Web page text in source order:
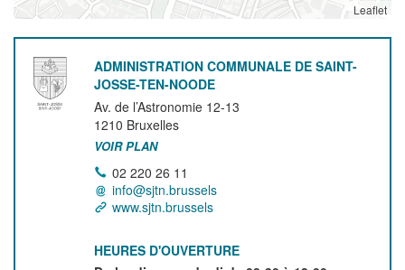
Leaflet
ADMINISTRATION COMMUNALE DE SAINT-
JOSSE-TEN-NOODE
Av. de l’Astronomie 12-13
1210 Bruxelles
VOIR PLAN
02 220 26 11
info@sjtn.brussels
www.sjtn.brussels
HEURES D'OUVERTURE